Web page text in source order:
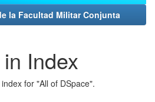
la Facultad Militar Conjunta
Index
for "All of DSpace".